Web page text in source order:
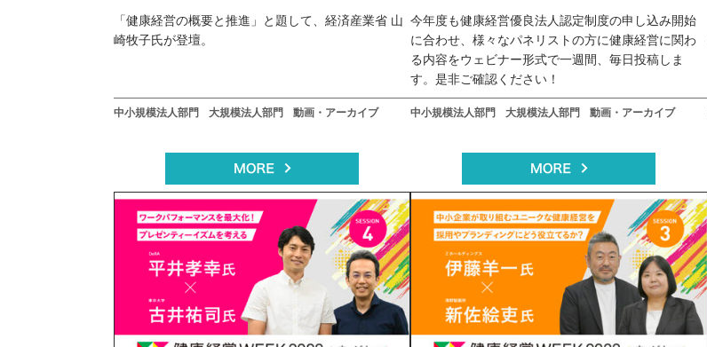
「健康経営の概要と推進」と題して、経済産業省 山
崎牧子氏が登壇。
中小規模法人部門 大規模法人部門 動画・アーカイブ
今年度も健康経営優良法人認定制度の申し込み開始
に合わせ、様々なパネリストの方に健康経営に関わ
る内容をウェビナー形式で一週間、毎日投稿しま
す。是非ご確認ください！
中小規模法人部門 大規模法人部門 動画・アーカイブ